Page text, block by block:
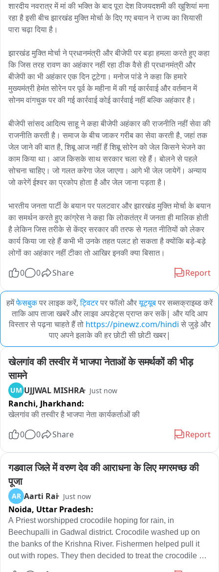
शारदीय नवरात्र में मां की भक्ति के बाद पूरा देश विजयदशमी की खुशियां मना
रहा है इसी बीच झारखंड मुक्ति मोर्चा के दिए गए बयान ने राज्य का सियासी
पारा चढ़ा दिया है।
झारखंड मुक्ति मोर्चा ने प्रधानमंत्री और बीजेपी पर बड़ा हमला करते हुए कहा
कि जिस तरह रावण का अहंकार नहीं रहा ठीक वैसे ही प्रधानमंत्री और
बीजेपी का भी अहंकार एक दिन टूटेगा। मनोज पांडे ने कहा कि हमारे
मुख्यमंत्री हेमंत सोरेन पर पूर्व के महीना में की गई कार्रवाई और वर्तमान में
सोनम वांगचुक पर की गई कार्रवाई कोई कार्रवाई नहीं बल्कि अहंकार है।
बीजेपी सांसद आदित्य साहू ने कहा बीजेपी अहंकार की राजनीति नहीं सेवा की
राजनीति करती है। समाज के बीच जाकर गरीब का सेवा करती है, जहां तक
जेल जाने की बात है, शिबू आज नहीं हैं शिबू सोरेन को जेल किसने भेजने का
काम किया था। आज किसके साथ सरकार चला रहे हैं। बोलने से पहले
सोचना चाहिए। जो गलत करेगा जेल जाएगा। आगे भी जेल जायेगें। अन्याय
जो करेगें ईश्वर का प्रकोप होता है और जेल जाना पड़ता है।
भारतीय जनता पार्टी के बयान पर पलटवार और झारखंड मुक्ति मोर्चा के बयान
का समर्थन करते हुए कांग्रेस ने कहा कि लोकतंत्र में जनता ही मालिक होती
है लेकिन जिस तरीके से केंद्र सरकार की तरफ से गलत नीतियों को लेकर
कार्य किया जा रहे हैं कभी भी उनके तहत पलट हो सकता है क्योंकि बड़े-बड़े
लोगों का अहंकार नहीं टीका तो आखिर इनकी क्या बिसात।
0 0 Share Report
हमेंफेसबुकपर लाइक करें, ट्विटरपर फॉलो औरयूट्यूबपर सब्सक्राइब्ड करें
ताकि आप ताजा खबरें और लाइव अपडेट्स प्राप्त कर सकें| और यदि आप
विस्तार से पढ़ना चाहते हैं तो https://pinewz.com/hindi से जुड़े और
पाए अपने इलाके की हर छोटी सी छोटी खबर|
खेलगांव की तस्वीर में भाजपा नेताओं के समर्थकों की भीड़
सामने
UM UJJWAL MISHRA Just now
Ranchi, Jharkhand:
खेलगांव की तस्वीर है भाजपा नेता कार्यकर्ताओं की
0 0 Share Report
गडवाल जिले में वरुण देव की आराधना के लिए मगरमच्छ की
पूजा
AR Aarti Rai Just now
Noida, Uttar Pradesh:
A Priest worshipped crocodile hoping for rain, in
Beechupalli in Gadwal district. Crocodile washed up on
the banks of the Krishna River. Fishermen helped pull it
out with ropes. They then decided to treat the crocodile as